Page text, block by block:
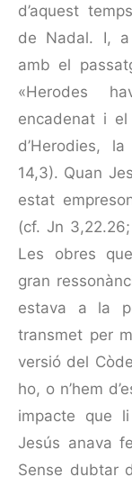
d’aquest
de Nadal. I,
amb el
«Herodes
encadenat i
d’Herodies,
14,3). Quan
estat
(cf. Jn
Les obres
gran
estava a la
transmet per
versió del
ho, o n’hem
impacte que
Jesús anava
Sense dubtar